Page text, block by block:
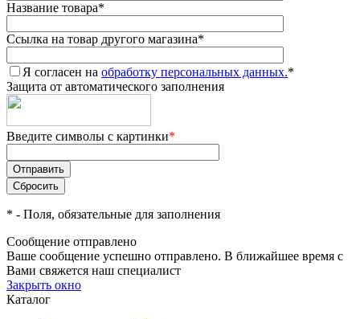
Название товара*
Ссылка на товар другого магазина*
Я согласен на обработку персональных данных.*
Защита от автоматического заполнения
Введите символы с картинки*
* - Поля, обязательные для заполнения
Сообщение отправлено
Ваше сообщение успешно отправлено. В ближайшее время с
Вами свяжется наш специалист
Закрыть окно
Каталог